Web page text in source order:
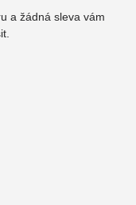
a žádná sleva vám